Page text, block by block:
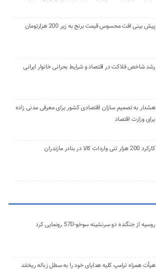
پیش بینی افت محسوس قیمت برنج به زیر 200 هزارتومان
رشد شاخص فلاکت در اقتصاد و شرایط بحرانی خانوار ایرانی
هشدار به تصمیم سازان اقتصادی کشور برای معرفی مدنی زاده
برای وزارت اقتصاد
کارکرد 200 هزار تنی واردات کالا در بنادر مازندران
روسیه از جنگنده دو سرنشینه سوخو-57D رونمایی کرد
هیأت همراه ترامپ کلیه هدایای خود را به سطل زباله ریختند